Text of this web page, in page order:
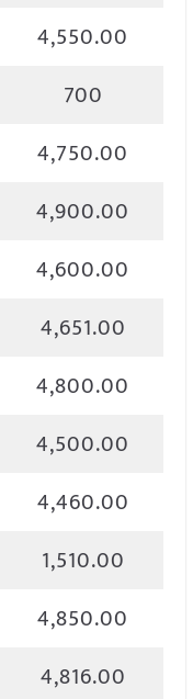
4,550.00
700
4,750.00
4,900.00
4,600.00
4,651.00
4,800.00
4,500.00
4,460.00
1,510.00
4,850.00
4,816.00